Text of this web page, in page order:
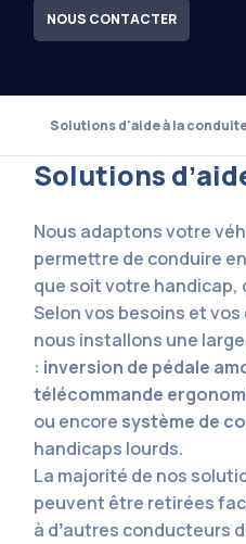
NOUS CONTACTER
Solutions d'aide à la
Solutions
Nous adaptons votre
permettre de conduire
que soit votre handicap,
Selon vos besoins et
nous installons une
: inversion de pédale
télécommande
ou encore système de
handicaps lourds.
La majorité de nos
peuvent être retirées
à dʼautres conducteurs